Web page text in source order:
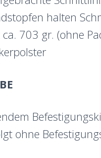
halten
ca. 703 gr. (ohne
ohne